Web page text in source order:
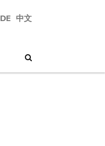
DE 中文